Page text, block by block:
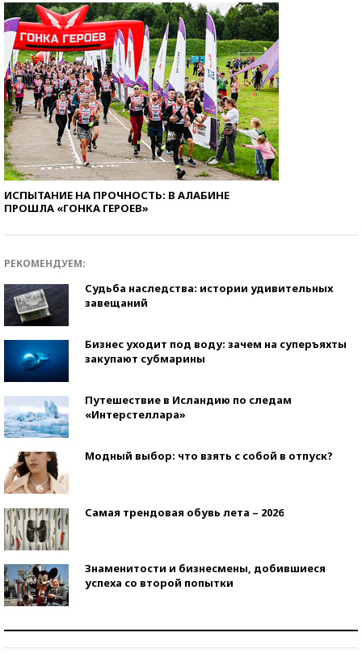
ИСПЫТАНИЕ НА ПРОЧНОСТЬ: В АЛАБИНЕ
ПРОШЛА «ГОНКА ГЕРОЕВ»
РЕКОМЕНДУЕМ:
Судьба наследства: истории удивительных
завещаний
Бизнес уходит под воду: зачем на суперъяхты
закупают субмарины
Путешествие в Исландию по следам
«Интерстеллара»
Модный выбор: что взять с собой в отпуск?
Самая трендовая обувь лета – 2026
Знаменитости и бизнесмены, добившиеся
успеха со второй попытки